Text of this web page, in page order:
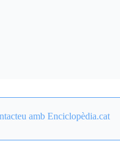
amb Enciclopèdia.cat